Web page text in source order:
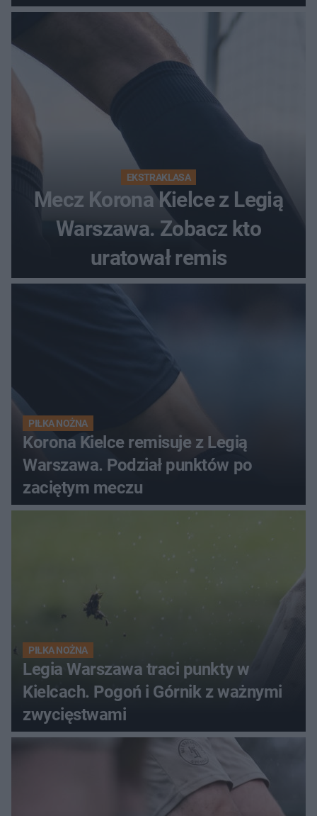
EKSTRAKLASA
Mecz Korona Kielce z Legią
Warszawa. Zobacz kto
uratował remis
PIŁKA NOŻNA
Korona Kielce remisuje z Legią
Warszawa. Podział punktów po
zaciętym meczu
PIŁKA NOŻNA
Legia Warszawa traci punkty w
Kielcach. Pogoń i Górnik z ważnymi
zwycięstwami